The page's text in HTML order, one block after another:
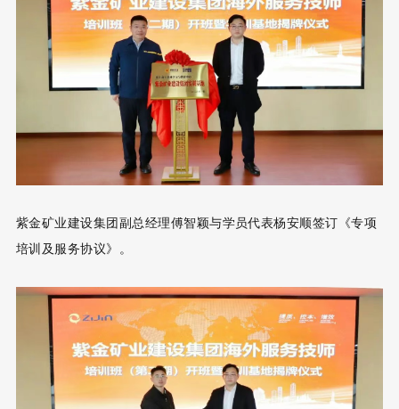
紫金矿业建设集团副总经理傅智颖与学员代表杨安顺签订《专项
培训及服务协议》。